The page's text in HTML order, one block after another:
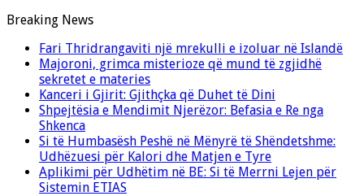
Breaking News
Fari Thridrangaviti një mrekulli e izoluar në Islandë
Majoroni, grimca misterioze që mund të zgjidhë
sekretet e materies
Kanceri i Gjirit: Gjithçka që Duhet të Dini
Shpejtësia e Mendimit Njerëzor: Befasia e Re nga
Shkenca
Si të Humbasësh Peshë në Mënyrë të Shëndetshme:
Udhëzuesi për Kalori dhe Matjen e Tyre
Aplikimi për Udhëtim në BE: Si të Merrni Lejen për
Sistemin ETIAS